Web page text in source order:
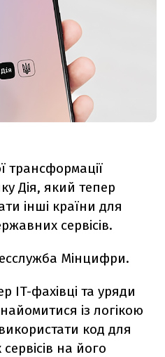
трансформації
Дія, який тепер
інші країни для
сервісів.
Мінцифри.
IT-фахівці та уряди
із логікою
код для
на його